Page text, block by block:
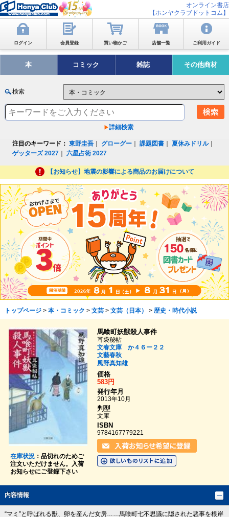
オンライン書店
【ホンヤクラブドットコム】
ログイン 会員登録 買い物かご 店舗一覧 ご利用ガイド
本 コミック 雑誌 その他商材
検索
詳細検索
注目のキーワード： 東野圭吾 グローグー ｜課題図書 ｜夏休みドリル｜
ゲッターズ 2027 ｜六星占術 2027
【お知らせ】地震の影響による商品のお届けについて
トップページ> 本・コミック > 文芸> 文芸（日本） > 歴史・時代小説
在庫状況：品切れのためご
注文いただけません。入荷
お知らせにご登録下さい
馬喰町妖獣殺人事件
耳袋秘帖
文春文庫 か４６ー２２
文藝春秋
風野真知雄
価格
583円
発行年月
2013年10月
判型
文庫
ISBN
9784167779221
内容情報
“マミ”と呼ばれる獣、卵を産んだ女房……馬喰町七不思議に隠された悪事を根岸